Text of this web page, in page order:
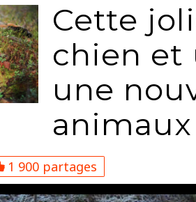
Art
Photographies
Robot
Musique
Cinema
Twitter
Google+
Mentions
Cette
chien et
une
1 900 partages